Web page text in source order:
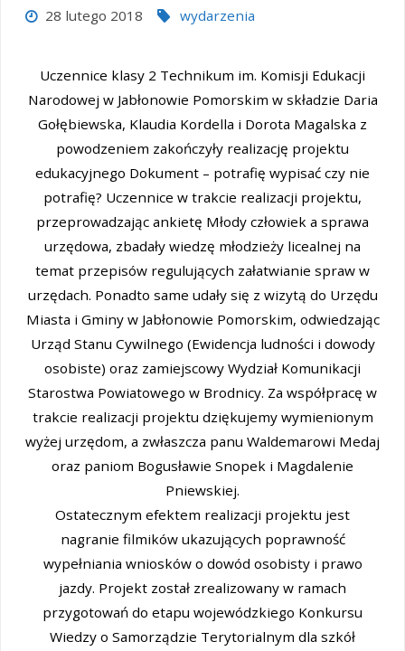
28 lutego 2018 wydarzenia
Uczennice klasy 2 Technikum im. Komisji Edukacji
Narodowej w Jabłonowie Pomorskim w składzie Daria
Gołębiewska, Klaudia Kordella i Dorota Magalska z
powodzeniem zakończyły realizację projektu
edukacyjnego Dokument – potrafię wypisać czy nie
potrafię? Uczennice w trakcie realizacji projektu,
przeprowadzając ankietę Młody człowiek a sprawa
urzędowa, zbadały wiedzę młodzieży licealnej na
temat przepisów regulujących załatwianie spraw w
urzędach. Ponadto same udały się z wizytą do Urzędu
Miasta i Gminy w Jabłonowie Pomorskim, odwiedzając
Urząd Stanu Cywilnego (Ewidencja ludności i dowody
osobiste) oraz zamiejscowy Wydział Komunikacji
Starostwa Powiatowego w Brodnicy. Za współpracę w
trakcie realizacji projektu dziękujemy wymienionym
wyżej urzędom, a zwłaszcza panu Waldemarowi Medaj
oraz paniom Bogusławie Snopek i Magdalenie
Pniewskiej.
Ostatecznym efektem realizacji projektu jest
nagranie filmików ukazujących poprawność
wypełniania wniosków o dowód osobisty i prawo
jazdy. Projekt został zrealizowany w ramach
przygotowań do etapu wojewódzkiego Konkursu
Wiedzy o Samorządzie Terytorialnym dla szkół